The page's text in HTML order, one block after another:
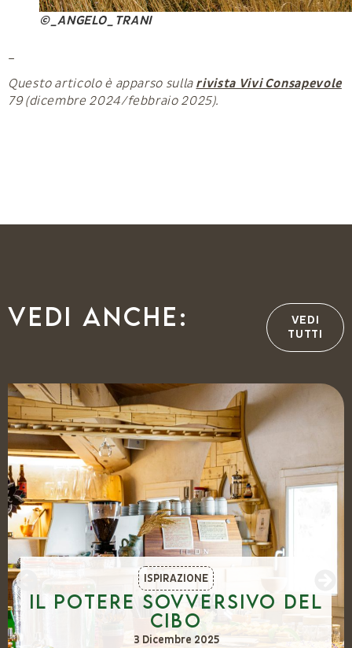
©_ANGELO_TRANI
Questo articolo è apparso sulla rivista Vivi Consapevole
79 (dicembre 2024/febbraio 2025).
Vedi anche:
VEDI
TUTTI
ISPIRAZIONE
Il potere sovversivo del
cibo
3 Dicembre 2025